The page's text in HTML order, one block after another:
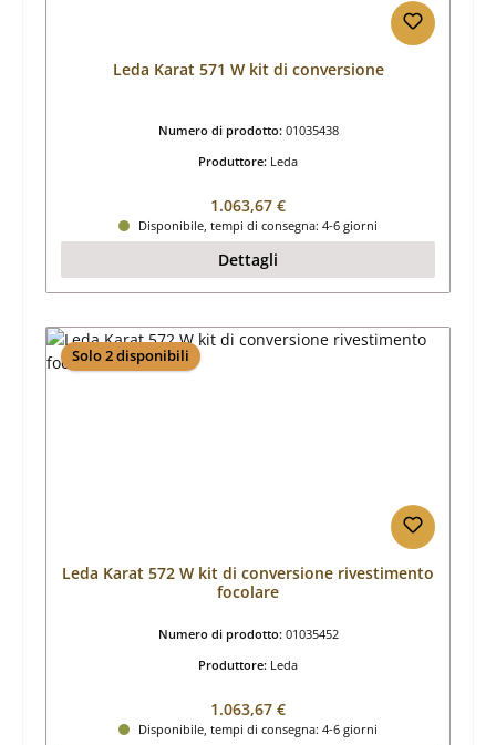
Leda Karat 571 W kit di conversione
Numero di prodotto: 01035438
Produttore: Leda
Prezzo normale:
1.063,67 €
Disponibile, tempi di consegna: 4-6 giorni
Dettagli
Solo 2 disponibili
Leda Karat 572 W kit di conversione rivestimento
focolare
Numero di prodotto: 01035452
Produttore: Leda
Prezzo normale:
1.063,67 €
Disponibile, tempi di consegna: 4-6 giorni